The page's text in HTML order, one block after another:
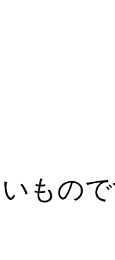
もの